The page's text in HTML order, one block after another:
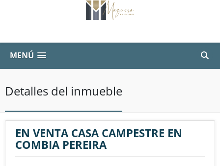
MENÚ
Detalles del inmueble
EN VENTA CASA CAMPESTRE EN
COMBIA PEREIRA